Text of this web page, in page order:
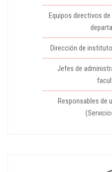
Equipos directivos
Dirección de
Jefes de
Responsables de